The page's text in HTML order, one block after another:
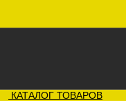
КАТАЛОГ ТОВАРОВ